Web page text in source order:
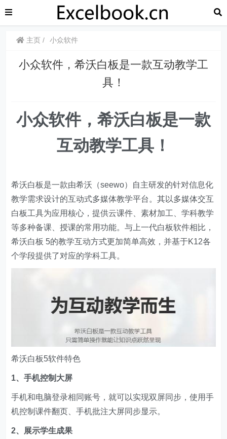
主页 小众软件
小众软件，希沃白板是一款互动教学工
具！
小众软件，希沃白板是一款
互动教学工具！
希沃白板是一款由希沃（seewo）自主研发的针对信息化
教学需求设计的互动式多媒体教学平台。其以多媒体交互
白板工具为应用核心，提供云课件、素材加工、学科教学
等多种备课、授课的常用功能。与上一代白板软件相比，
希沃白板 5的教学互动方式更加简单高效，并基于K12各
个学段提供了对应的学科工具。
希沃白板5软件特色
1、手机控制大屏
手机和电脑登录相同账号，就可以实现双屏同步，使用手
机控制课件翻页、手机批注大屏同步显示。
2、展示学生成果